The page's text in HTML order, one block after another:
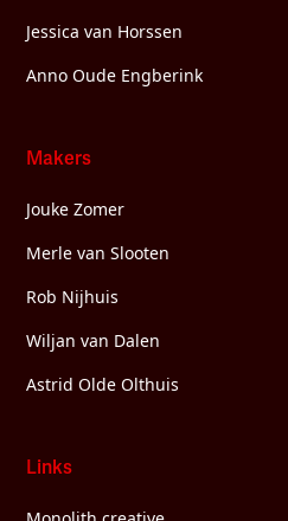
Jessica van Horssen
Anno Oude Engberink
Makers
Jouke Zomer
Merle van Slooten
Rob Nijhuis
Wiljan van Dalen
Astrid Olde Olthuis
Links